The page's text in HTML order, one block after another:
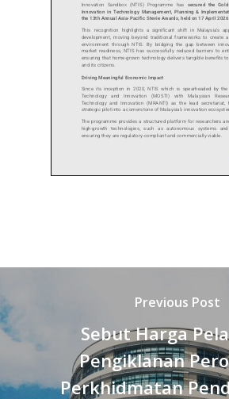
Previous Post
Sebut Harga
Pengiklanan
Perkhidmatan